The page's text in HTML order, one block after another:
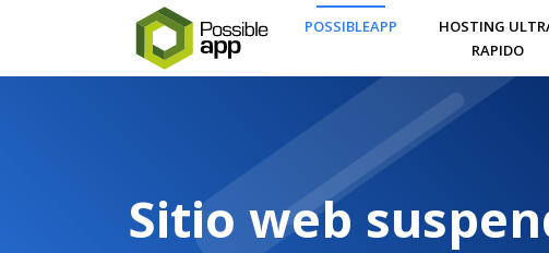
POSSIBLEAPP
HOSTING
RAPIDO
Sitio web